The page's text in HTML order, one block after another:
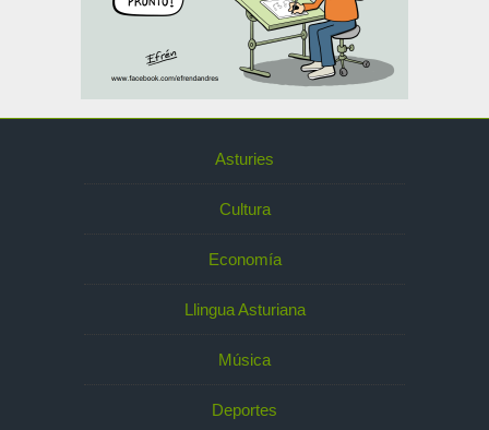
Asturies
Cultura
Economía
Llingua Asturiana
Música
Deportes